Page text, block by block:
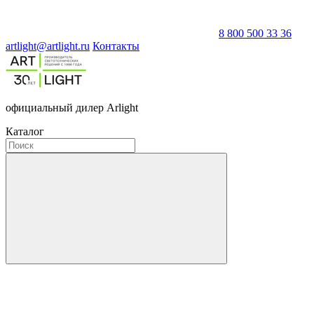
8 800 500 33 36
artlight@artlight.ru Контакты
официальный дилер Arlight
Каталог